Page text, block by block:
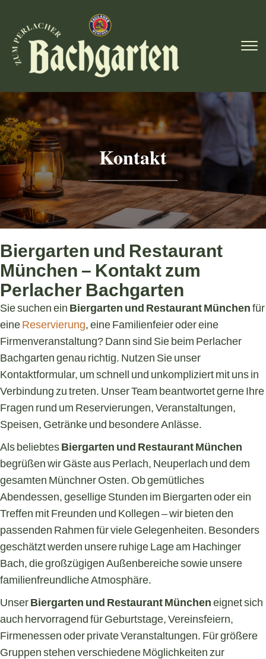
Kontakt
Biergarten und Restaurant
München – Kontakt zum
Perlacher Bachgarten
Sie suchen ein Biergarten und Restaurant Münchenfür
eineReservierung, eine Familienfeier oder eine
Firmenveranstaltung? Dann sind Sie beim Perlacher
Bachgarten genau richtig. Nutzen Sie unser
Kontaktformular, um schnell und unkompliziert mit uns in
Verbindung zu treten. Unser Team beantwortet gerne Ihre
Fragen rund um Reservierungen, Veranstaltungen,
Speisen, Getränke und besondere Anlässe.
Als beliebtesBiergarten und Restaurant München
begrüßen wir Gäste aus Perlach, Neuperlach und dem
gesamten Münchner Osten. Ob gemütliches
Abendessen, gesellige Stunden im Biergarten oder ein
Treffen mit Freunden und Kollegen – wir bieten den
passenden Rahmen für viele Gelegenheiten. Besonders
geschätzt werden unsere ruhige Lage am Hachinger
Bach, die großzügigen Außenbereiche sowie unsere
familienfreundliche Atmosphäre.
UnserBiergarten und Restaurant Müncheneignet sich
auch hervorragend für Geburtstage, Vereinsfeiern,
Firmenessen oder private Veranstaltungen. Für größere
Gruppen stehen verschiedene Möglichkeiten zur